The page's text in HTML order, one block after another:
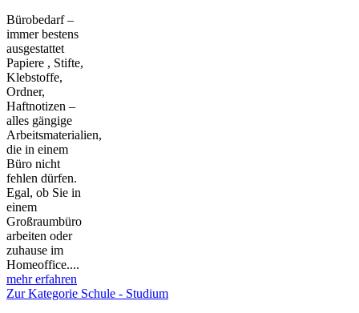
Bürobedarf –
immer bestens
ausgestattet
Papiere , Stifte,
Klebstoffe,
Ordner,
Haftnotizen –
alles gängige
Arbeitsmaterialien,
die in einem
Büro nicht
fehlen dürfen.
Egal, ob Sie in
einem
Großraumbüro
arbeiten oder
zuhause im
Homeoffice....
mehr erfahren
Zur Kategorie Schule - Studium